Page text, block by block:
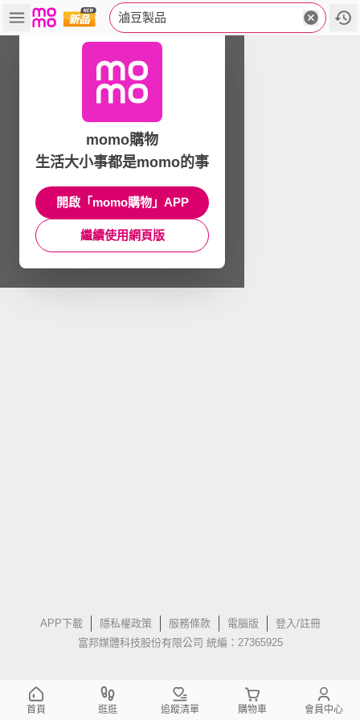
滷豆製品
APP下載 隱私權政策 服務條款 電腦版
登入/註冊
富邦媒體科技股份有限公司 統編：27365925
momo購物
生活大小事都是momo的事
開啟「momo購物」APP
繼續使用網頁版
首頁 逛逛 追蹤清單 購物車 會員中心